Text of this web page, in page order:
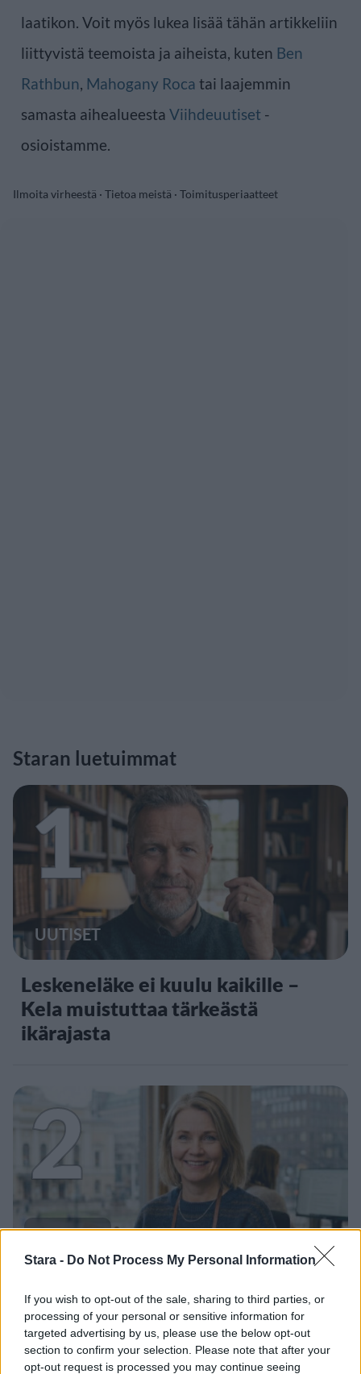
Stara - Do Not Process My Personal Information
If you wish to opt-out of the sale, sharing to third parties, or
processing of your personal or sensitive information for
targeted advertising by us, please use the below opt-out
section to confirm your selection. Please note that after your
opt-out request is processed you may continue seeing
laatikon. Voit myös lukea lisää tähän artikkeliin
liittyvistä teemoista ja aiheista, kuten Ben
Rathbun, Mahogany Roca tai laajemmin
samasta aihealueesta Viihdeuutiset -
osioistamme.
Ilmoita virheestä · Tietoa meistä · Toimitusperiaatteet
Staran luetuimmat
1
UUTISET
Leskeneläke ei kuulu kaikille –
Kela muistuttaa tärkeästä
ikärajasta
2
UUTISET
etälääkärin
sairauslomatodistuksia – neljälle
ei maksettu sairausajan palkkaa